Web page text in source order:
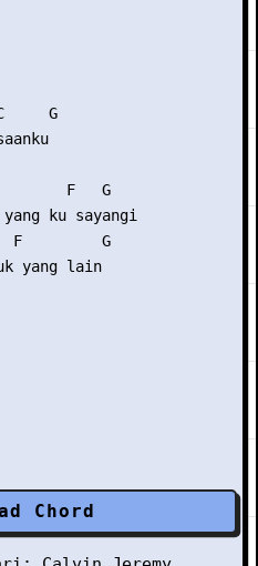
G
F   G
ku sayangi
F         G
yang lain
Chord